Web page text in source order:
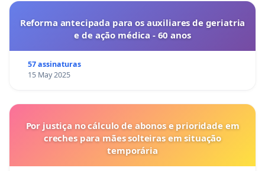
Reforma antecipada para os auxiliares de geriatria
e de ação médica - 60 anos
57 assinaturas
15 May 2025
Por justiça no cálculo de abonos e prioridade em
creches para mães solteiras em situação
temporária